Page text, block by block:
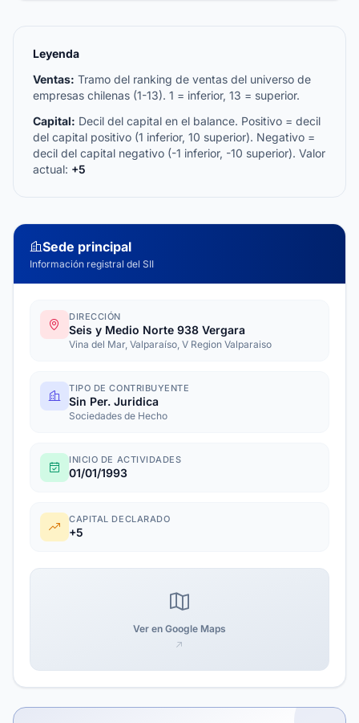
Leyenda
Ventas: Tramo del ranking de ventas del universo de
empresas chilenas (1-13). 1 = inferior, 13 = superior.
Capital: Decil del capital en el balance. Positivo = decil
del capital positivo (1 inferior, 10 superior). Negativo =
decil del capital negativo (-1 inferior, -10 superior). Valor
actual: +5
Sede principal
Información registral del SII
DIRECCIÓN
Seis y Medio Norte 938 Vergara
Vina del Mar, Valparaíso, V Region Valparaiso
TIPO DE CONTRIBUYENTE
Sin Per. Juridica
Sociedades de Hecho
INICIO DE ACTIVIDADES
01/01/1993
CAPITAL DECLARADO
+5
Ver en Google Maps